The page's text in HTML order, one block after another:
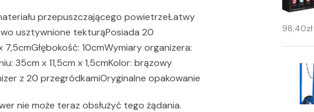
przepuszczającego powietrzeŁatwy
usztywnione tekturąPosiada 20
10cmWymiary organizera:
35cm x 11,5cm x 1,5cmKolor: brązowy
z 20 przegródkamiOryginalne opakowanie
nie może teraz obsłużyć tego żądania.
98,40zł